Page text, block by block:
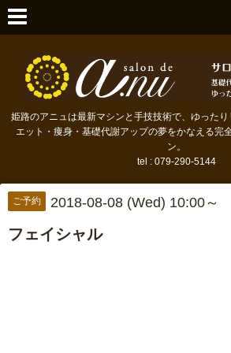
姫路のアニュは最新マシンと手技技術で、ゆった
エット・痩身・基礎代謝アップの夢をかなえる完
ン。
tel : 079-290-5144
ご予約 2018-08-08 (Wed) 10:00～
フェイシャル